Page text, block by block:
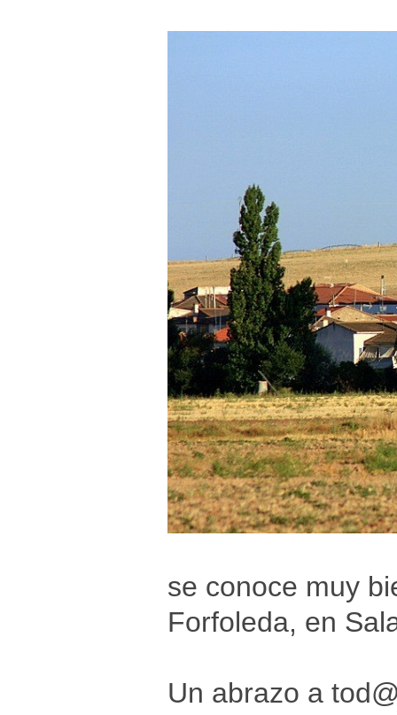
se conoce muy
Forfoleda, en
Un abrazo a